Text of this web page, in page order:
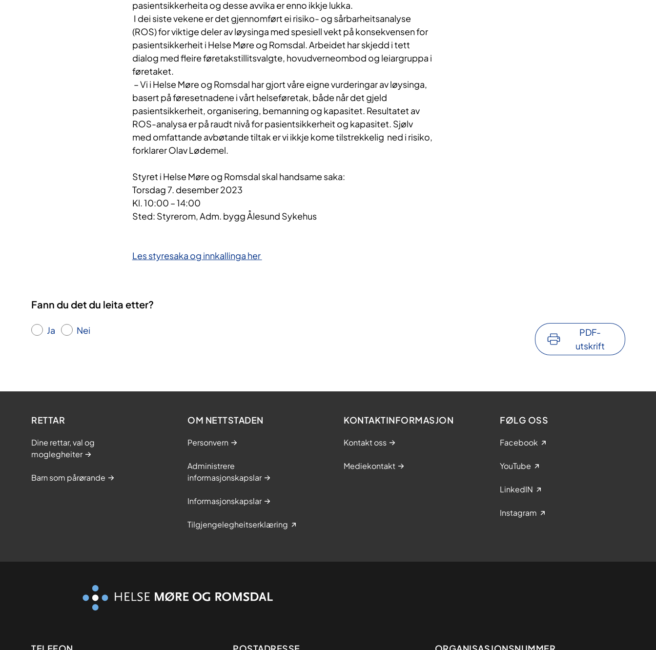
pasientsikkerheita og desse avvika er enno ikkje lukka.
I dei siste vekene er det gjennomført ei risiko- og sårbarheitsanalyse
(ROS) for viktige deler av løysinga med spesiell vekt på konsekvensen for
pasientsikkerheit i Helse Møre og Romsdal. Arbeidet har skjedd i tett
dialog med fleire føretakstillitsvalgte, hovudverneombod og leiargruppa i
føretaket.
– Vi i Helse Møre og Romsdal har gjort våre eigne vurderingar av løysinga,
basert på føresetnadene i vårt helseføretak, både når det gjeld
pasientsikkerheit, organisering, bemanning og kapasitet. Resultatet av
ROS-analysa er på raudt nivå for pasientsikkerheit og kapasitet. Sjølv
med omfattande avbøtande tiltak er vi ikkje kome tilstrekkelig ned i risiko,
forklarer Olav Lødemel.
Styret i Helse Møre og Romsdal skal handsame saka:
Torsdag 7. desember 2023
Kl. 10:00 – 14:00
Sted: Styrerom, Adm. bygg Ålesund Sykehus
Les styresaka og innkallinga her
Fann du det du leita etter?
Ja Nei
PDF-
utskrift
RETTAR
Dine rettar, val og
moglegheiter
Barn som pårørande
OM NETTSTADEN
Personvern
Administrere
informasjonskapslar
Informasjonskapslar
Tilgjengelegheitserklæring
KONTAKTINFORMASJON
Kontakt oss
Mediekontakt
FØLG OSS
Facebook
YouTube
LinkedIN
Instagram